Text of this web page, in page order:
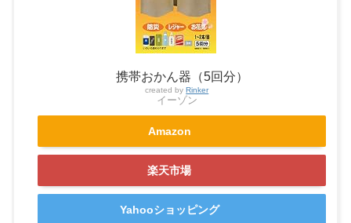
携帯おかん器（5回分）
created byRinker
イーゾン
Amazon
楽天市場
Yahooショッピング